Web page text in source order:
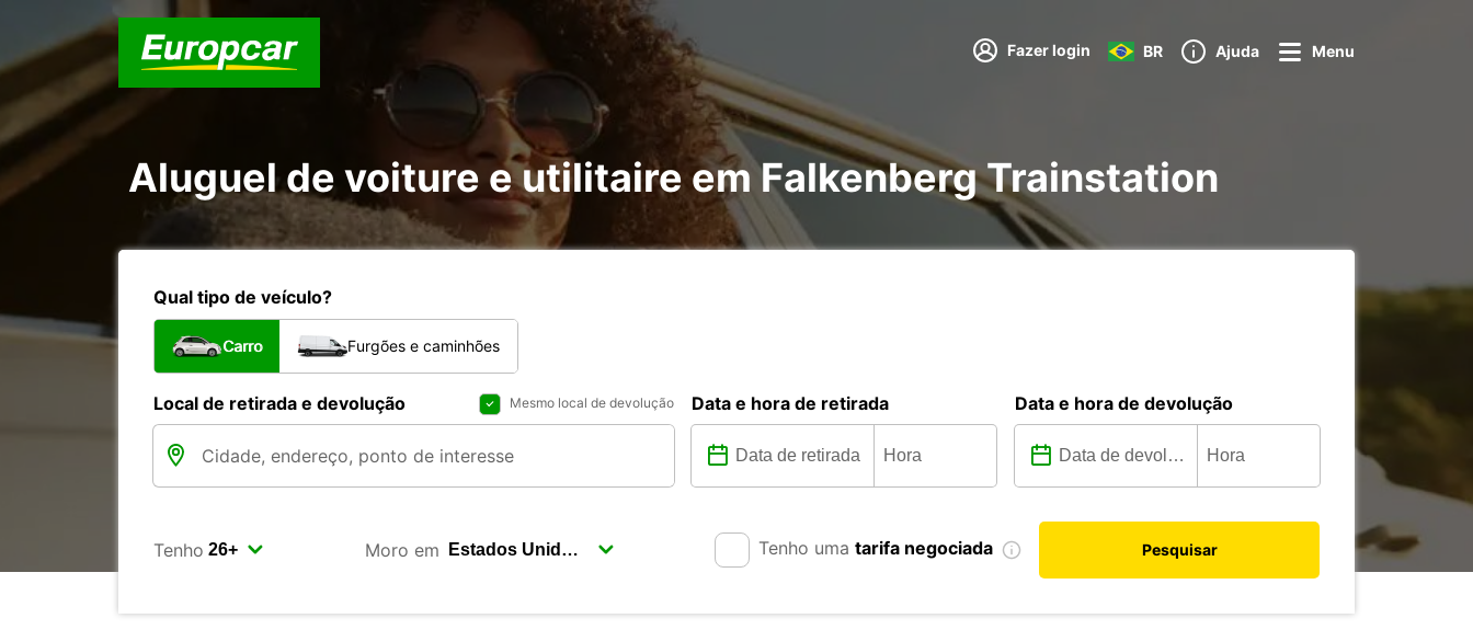
Fazer login BR Ajuda Menu
Aluguel de voiture e utilitaire em Falkenberg Trainstation
Qual tipo de veículo?
Carro Furgões e caminhões
Local de retirada e devolução Mesmo local de devolução Data e hora de retirada Data e hora de devolução
Tenho Moro em Tenho uma tarifa negociada Pesquisar